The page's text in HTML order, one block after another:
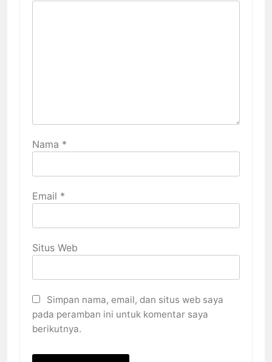
Nama *
Email *
Situs Web
Simpan nama, email, dan situs web saya
pada peramban ini untuk komentar saya
berikutnya.